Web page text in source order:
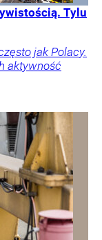
Tylu
jak Polacy.
aktywność